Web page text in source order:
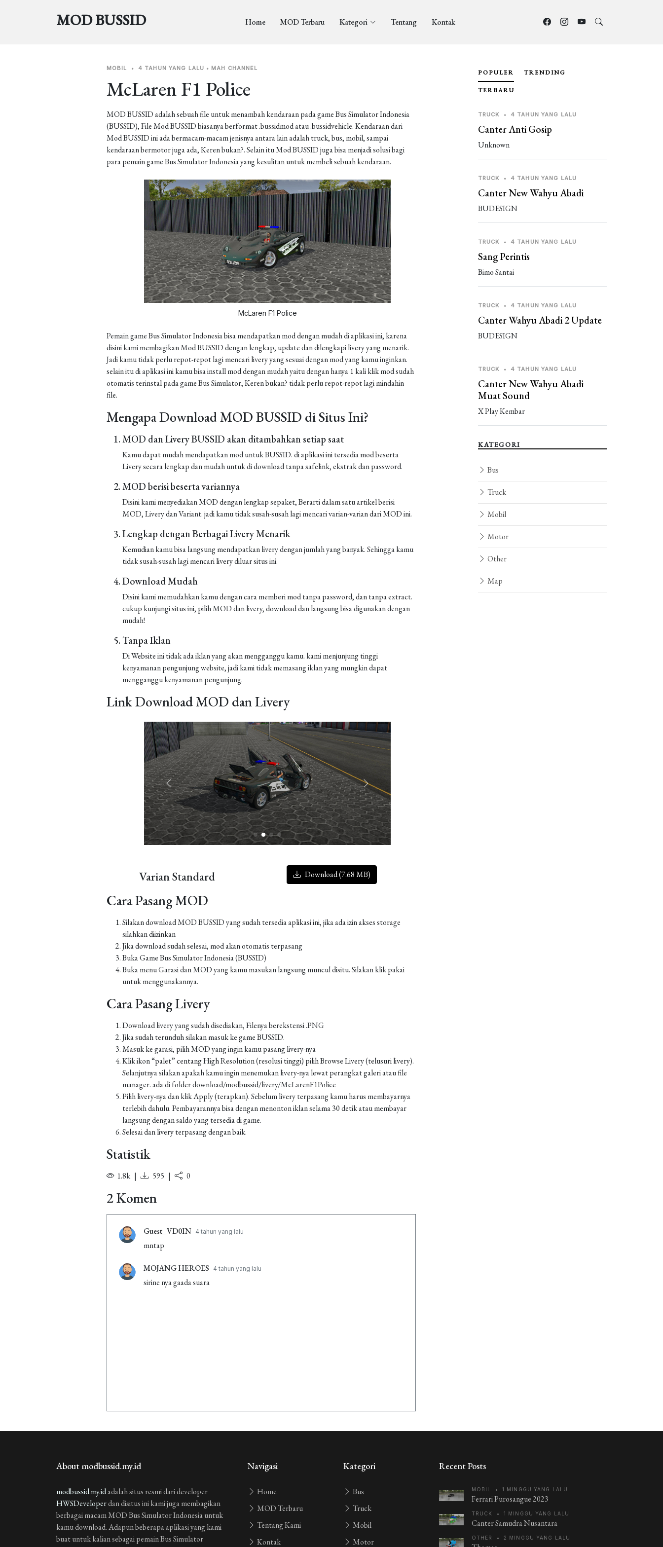
MOD BUSSID Home MOD Terbaru Kategori Tentang Kontak
MOBIL • 4 TAHUN YANG LALU • MAH CHANNEL
McLaren F1 Police
MOD BUSSID adalah sebuah file untuk menambah kendaraan pada game Bus Simulator Indonesia
(BUSSID), File Mod BUSSID biasanya berformat .bussidmod atau .bussidvehicle. Kendaraan dari
Mod BUSSID ini ada bermacam-macam jenisnya antara lain adalah truck, bus, mobil, sampai
kendaraan bermotor juga ada, Keren bukan?. Selain itu Mod BUSSID juga bisa menjadi solusi bagi
para pemain game Bus Simulator Indonesia yang kesulitan untuk membeli sebuah kendaraan.
McLaren F1 Police
Pemain game Bus Simulator Indonesia bisa mendapatkan mod dengan mudah di aplikasi ini, karena
disini kami membagikan Mod BUSSID dengan lengkap, update dan dilengkapi livery yang menarik.
Jadi kamu tidak perlu repot-repot lagi mencari livery yang sesuai dengan mod yang kamu inginkan.
selain itu di aplikasi ini kamu bisa install mod dengan mudah yaitu dengan hanya 1 kali klik mod sudah
otomatis terinstal pada game Bus Simulator, Keren bukan? tidak perlu repot-repot lagi mindahin
file.
Mengapa Download MOD BUSSID di Situs Ini?
MOD dan Livery BUSSID akan ditambahkan setiap saat
Kamu dapat mudah mendapatkan mod untuk BUSSID. di aplikasi ini tersedia mod beserta
Livery secara lengkap dan mudah untuk di download tanpa safelink, ekstrak dan password.
MOD berisi beserta variannya
Disini kami menyediakan MOD dengan lengkap sepaket, Berarti dalam satu artikel berisi
MOD, Livery dan Variant. jadi kamu tidak susah-susah lagi mencari varian-varian dari MOD ini.
Lengkap dengan Berbagai Livery Menarik
Kemudian kamu bisa langsung mendapatkan livery dengan jumlah yang banyak. Sehingga kamu
tidak susah-susah lagi mencari livery diluar situs ini.
Download Mudah
Disini kami memudahkan kamu dengan cara memberi mod tanpa password, dan tanpa extract.
cukup kunjungi situs ini, pilih MOD dan livery, download dan langsung bisa digunakan dengan
mudah!
Tanpa Iklan
Di Website ini tidak ada iklan yang akan mengganggu kamu. kami menjunjung tinggi
kenyamanan pengunjung website, jadi kami tidak memasang iklan yang mungkin dapat
mengganggu kenyamanan pengunjung.
Link Download MOD dan Livery
Varian Standard Download (7.68 MB)
Cara Pasang MOD
Silakan download MOD BUSSID yang sudah tersedia aplikasi ini, jika ada izin akses storage
silahkan diizinkan
Jika download sudah selesai, mod akan otomatis terpasang
Buka Game Bus Simulator Indonesia (BUSSID)
Buka menu Garasi dan MOD yang kamu masukan langsung muncul disitu. Silakan klik pakai
untuk menggunakannya.
Cara Pasang Livery
Download livery yang sudah disediakan, Filenya berekstensi .PNG
Jika sudah terunduh silakan masuk ke game BUSSID.
Masuk ke garasi, pilih MOD yang ingin kamu pasang livery-nya
Klik ikon “palet” centang High Resolution (resolusi tinggi) pilih Browse Livery (telusuri livery).
Selanjutnya silakan apakah kamu ingin menemukan livery-nya lewat perangkat galeri atau file
manager. ada di folder download/modbussid/livery/McLarenF1Police
Pilih livery-nya dan klik Apply (terapkan). Sebelum livery terpasang kamu harus membayarnya
terlebih dahulu. Pembayarannya bisa dengan menonton iklan selama 30 detik atau membayar
langsung dengan saldo yang tersedia di game.
Selesai dan livery terpasang dengan baik.
Statistik
1.8k | 595 | 0
2 Komen
Guest_VD0IN 4 tahun yang lalu
mntap
MOJANG HEROES 4 tahun yang lalu
sirine nya gaada suara
POPULER TRENDING
TERBARU
TRUCK • 4 TAHUN YANG LALU
Canter Anti Gosip
Unknown
TRUCK • 4 TAHUN YANG LALU
Canter New Wahyu Abadi
BUDESIGN
TRUCK • 4 TAHUN YANG LALU
Sang Perintis
Bimo Santai
TRUCK • 4 TAHUN YANG LALU
Canter Wahyu Abadi 2 Update
BUDESIGN
TRUCK • 4 TAHUN YANG LALU
Canter New Wahyu Abadi
Muat Sound
X Play Kembar
KATEGORI
Bus
Truck
Mobil
Motor
Other
Map
About modbussid.my.id
modbussid.my.idadalah situs resmi dari developer
HWSDeveloperdan disitus ini kami juga membagikan
berbagai macam MOD Bus Simulator Indonesia untuk
kamu download. Adapun beberapa aplikasi yang kami
buat untuk kalian sebagai pemain Bus Simulator
Navigasi
Home
MOD Terbaru
Tentang Kami
Kontak
Kategori
Bus
Truck
Mobil
Motor
Recent Posts
MOBIL • 1 MINGGU YANG LALU
Ferrari Purosangue 2023
TRUCK • 1 MINGGU YANG LALU
Canter Samudra Nusantara
OTHER • 2 MINGGU YANG LALU